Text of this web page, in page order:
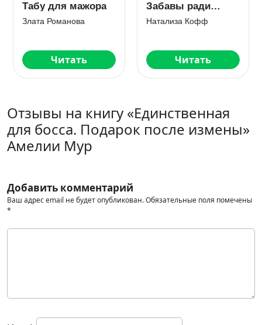
Табу для мажора
Злата Романова
Читать
Забавы ради…
Натализа Кофф
Читать
Отзывы на книгу «Единственная
для босса. Подарок после измены»
Амелии Мур
Добавить комментарий
Ваш адрес email не будет опубликован.Обязательные поля помечены
*